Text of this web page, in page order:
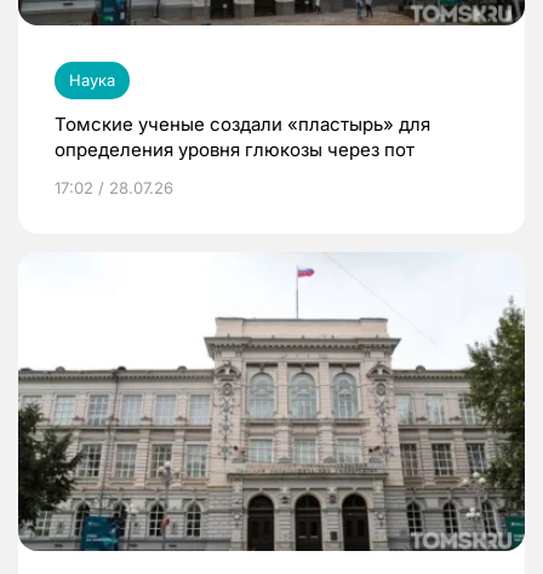
Наука
Томские ученые создали «пластырь» для
определения уровня глюкозы через пот
17:02 / 28.07.26